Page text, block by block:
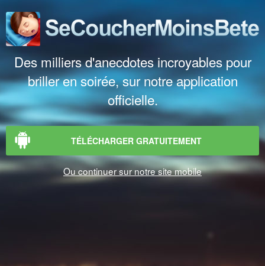
Des milliers d'anecdotes incroyables pour
briller en soirée, sur notre application
officielle.
TÉLÉCHARGER GRATUITEMENT
Ou continuer sur notre site mobile